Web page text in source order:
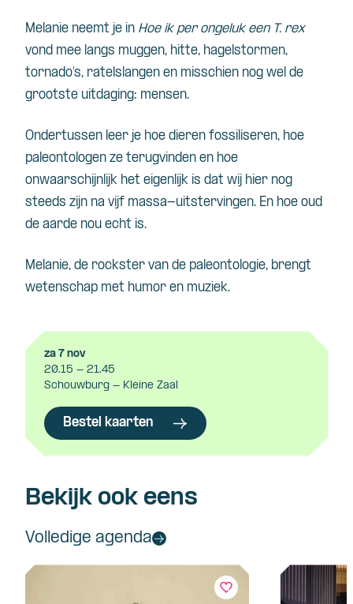
Melanie neemt je in Hoe ik per ongeluk een T. rex
vond mee langs muggen, hitte, hagelstormen,
tornado’s, ratelslangen en misschien nog wel de
grootste uitdaging: mensen.
Ondertussen leer je hoe dieren fossiliseren, hoe
paleontologen ze terugvinden en hoe
onwaarschijnlijk het eigenlijk is dat wij hier nog
steeds zijn na vijf massa-uitstervingen. En hoe oud
de aarde nou echt is.
Melanie, de rockster van de paleontologie, brengt
wetenschap met humor en muziek.
za 7 nov
20.15 - 21.45
Schouwburg - Kleine Zaal
Bestel kaarten
Bekijk ook eens
Volledige agenda